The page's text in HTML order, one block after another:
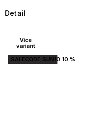
Detail
Více
variant
SALECODE:SUN10:10:%